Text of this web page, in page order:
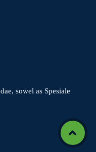
Icon
label
sowel as Spesiale